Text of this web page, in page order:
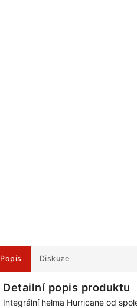
Popis Diskuze
Detailní popis produktu
Integrální helma Hurricane od